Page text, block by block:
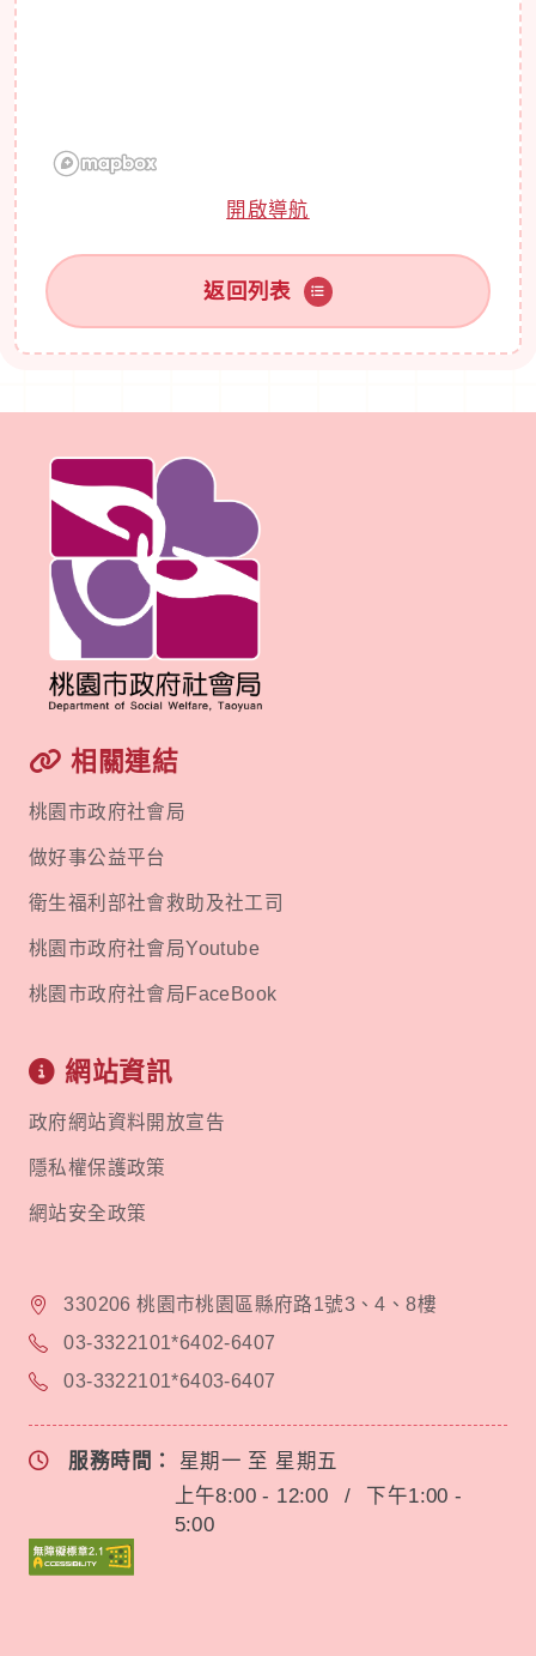
開啟導航
返回列表
相關連結
桃園市政府社會局
做好事公益平台
衛生福利部社會救助及社工司
桃園市政府社會局Youtube
桃園市政府社會局FaceBook
網站資訊
政府網站資料開放宣告
隱私權保護政策
網站安全政策
330206 桃園市桃園區縣府路1號3、4、8樓
03-3322101*6402-6407
03-3322101*6403-6407
服務時間： 星期一 至 星期五
上午8:00 - 12:00
/
下午1:00 -
5:00